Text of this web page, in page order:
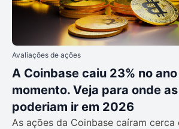
Avaliações de ações
A Coinbase caiu 23% no
momento. Veja para onde
poderiam ir em 2026
As ações da Coinbase caíram cerca